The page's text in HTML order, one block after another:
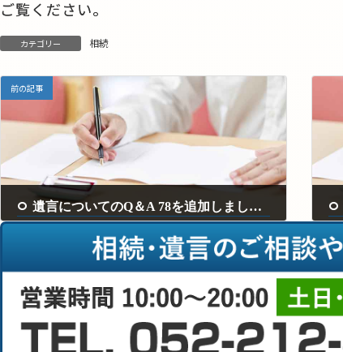
ご覧ください。
カテゴリー 相続
前の記事
遺言についてのQ＆A 78を追加しました。